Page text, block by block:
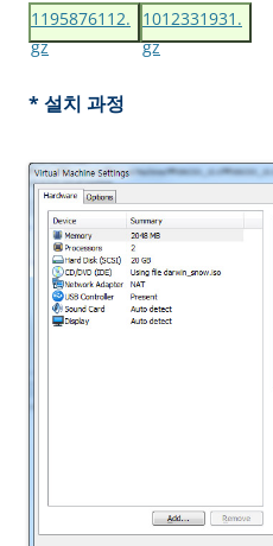
1195876112.
gz
1012331931.
gz
* 설치 과정